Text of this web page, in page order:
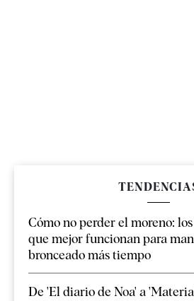
Cómo no perder el moreno:
que mejor funcionan para
bronceado más tiempo
De 'El diario de Noa' a